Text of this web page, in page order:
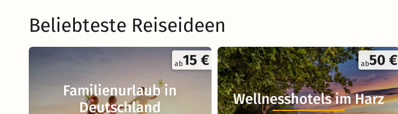
Beliebteste Reiseideen
ab15 €
Familienurlaub in
Deutschland
ab50 €
Wellnesshotels im Harz